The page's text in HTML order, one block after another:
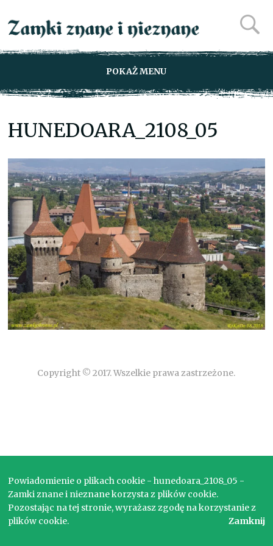
POKAŻ MENU
HUNEDOARA_2108_05
Copyright © 2017. Wszelkie prawa zastrzeżone.
Powiadomienie o plikach cookie - hunedoara_2108_05 -
Zamki znane i nieznane korzysta z plików cookie.
Pozostając na tej stronie, wyrażasz zgodę na korzystanie z
plików cookie.
Zamknij